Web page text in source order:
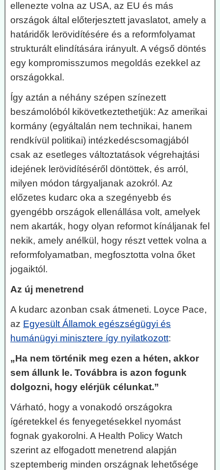
ellenezte volna az USA, az EU és más
országok által előterjesztett javaslatot, amely a
határidők lerövidítésére és a reformfolyamat
strukturált elindítására irányult. A végső döntés
egy kompromisszumos megoldás ezekkel az
országokkal.
Így aztán a néhány szépen színezett
beszámolóból kikövetkeztethetjük: Az amerikai
kormány (egyáltalán nem technikai, hanem
rendkívül politikai) intézkedéscsomagjából
csak az esetleges változtatások végrehajtási
idejének lerövidítéséről döntöttek, és arról,
milyen módon tárgyaljanak azokról. Az
előzetes kudarc oka a szegényebb és
gyengébb országok ellenállása volt, amelyek
nem akarták, hogy olyan reformot kínáljanak fel
nekik, amely anélkül, hogy részt vettek volna a
reformfolyamatban, megfosztotta volna őket
jogaiktól.
Az új menetrend
A kudarc azonban csak átmeneti. Loyce Pace,
az Egyesült Államok egészségügyi és
humánügyi minisztere így nyilatkozott:
„Ha nem történik meg ezen a héten, akkor
sem állunk le. Továbbra is azon fogunk
dolgozni, hogy elérjük célunkat.”
Várható, hogy a vonakodó országokra
ígéretekkel és fenyegetésekkel nyomást
fognak gyakorolni. A Health Policy Watch
szerint az elfogadott menetrend alapján
szeptemberig minden országnak lehetősége